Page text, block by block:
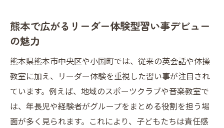
熊本で広がるリーダー体験型習い事デビュー
の魅力
熊本県熊本市中央区や小国町では、従来の英会話や体操
教室に加え、リーダー体験を重視した習い事が注目され
ています。例えば、地域のスポーツクラブや音楽教室で
は、年長児や経験者がグループをまとめる役割を担う場
面が多く見られます。これにより、子どもたちは責任感